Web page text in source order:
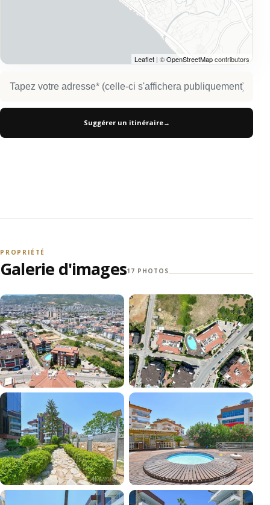
Leaflet | ©OpenStreetMapcontributors
Suggérer un itinéraire→
PROPRIÉTÉ
Galerie d'images17 PHOTOS